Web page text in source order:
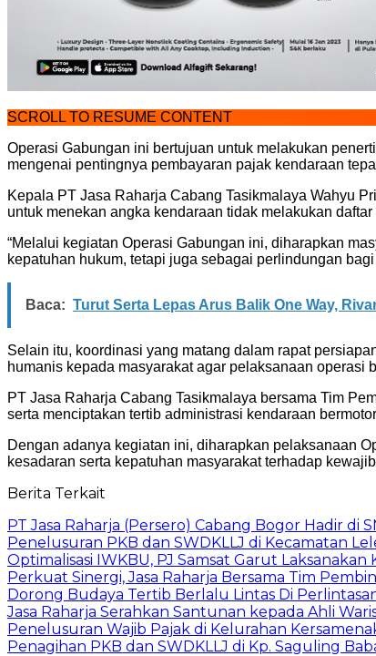
SCROLL TO RESUME CONTENT
Operasi Gabungan ini bertujuan untuk melakukan
mengenai pentingnya pembayaran pajak kendaraan
Kepala PT Jasa Raharja Cabang Tasikmalaya Wahyu
untuk menekan angka kendaraan tidak melakukan
“Melalui kegiatan Operasi Gabungan ini, diharapkan
kepatuhan hukum, tetapi juga sebagai perlindungan
Baca: Turut Serta Lepas Arus Balik One Way,
Selain itu, koordinasi yang matang dalam rapat
humanis kepada masyarakat agar pelaksanaan operasi
PT Jasa Raharja Cabang Tasikmalaya bersama Tim
serta menciptakan tertib administrasi kendaraan
Dengan adanya kegiatan ini, diharapkan pelaksanaan
kesadaran serta kepatuhan masyarakat terhadap
Berita Terkait
PT Jasa Raharja (Persero) Cabang Bogor Hadir
Penelusuran PKB dan SWDKLLJ di Kecamatan
Optimalisasi IWKBU, PJ Samsat Garut
Perkuat Sinergi, Jasa Raharja Bersama Tim
Dorong Budaya Tertib Berlalu Lintas Di
Jasa Raharja Serahkan Santunan kepada Ahli
Penelusuran Wajib Pajak di Kelurahan
Penagihan PKB dan SWDKLLJ di Kp. Saguling